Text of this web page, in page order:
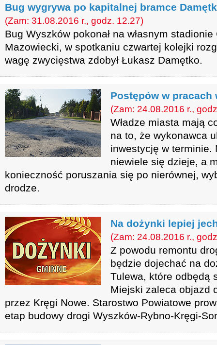
Bug wygrywa po kapitalnej bramce
(Zam: 31.08.2016 r., godz. 12.27)
Bug Wyszków pokonał na własnym
Mazowiecki, w spotkaniu czwartej kolejki
wagę zwycięstwa zdobył Łukasz Damętko.
Postępów w pracach
(Zam: 24.08.2016 r.,
Władze miasta mają
na to, że wykonawca
inwestycję w terminie.
niewiele się dzieje, a
konieczność poruszania się po nierównej,
drodze.
Na dożynki lepiej
(Zam: 24.08.2016 r.,
Z powodu remontu
będzie dojechać na
Tulewa, które odbędą
Miejski zaleca objazd
przez Kręgi Nowe. Starostwo Powiatowe
etap budowy drogi Wyszków-Rybno-Kręgi-